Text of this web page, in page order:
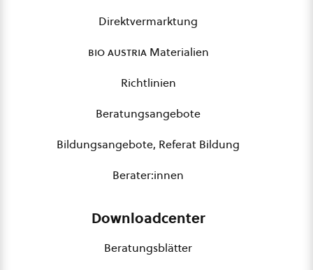
Direktvermarktung
bio austriaMaterialien
Richtlinien
Beratungsangebote
Bildungsangebote, Referat Bildung
Berater:innen
Downloadcenter
Beratungsblätter